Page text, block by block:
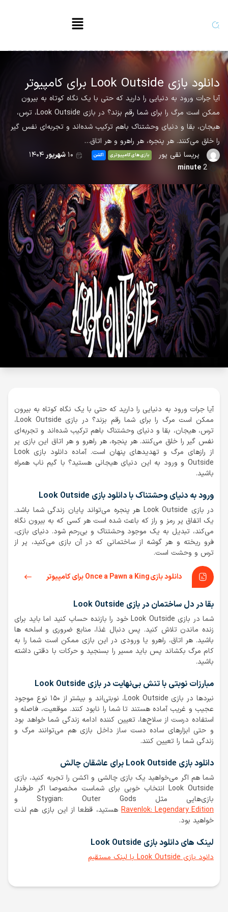
دانلود بازی Look Outside برای کامپیوتر
آیا جرات ورود به دنیایی را دارید که حتی با یک نگاه کوتاه به بیرون
ممکن است مرگ را برای شما رقم بزند؟ در بازی Look Outside، ترس،
هیجان، بقا و دنیای وحشتناک باهم ترکیب شده‌اند و تجربه‌ای نفس گیر
را خلق می‌کنند. هر پنجره، هر راهرو و هر اتاق…
پریسا نقی پور
بازی های کامپیوتری اکشن ۱۰شهریور۱۴۰۴
2
minute
آیا جرات ورود به دنیایی را دارید که حتی با یک نگاه کوتاه به بیرون
ممکن است مرگ را برای شما رقم بزند؟ در بازی Look Outside،
ترس، هیجان، بقا و دنیای وحشتناک باهم ترکیب شده‌اند و تجربه‌ای
نفس گیر را خلق می‌کنند. هر پنجره، هر راهرو و هر اتاق این بازی پر
از رازهای مرگ و تهدیدهای پنهان است. آماده دانلود بازی Look
Outside و ورود به این دنیای هیجانی هستید؟ با گیم ناب همراه
باشید.
ورود به دنیای وحشتناک با دانلود بازی Look Outside
در بازی Look Outside هر پنجره می‌تواند پایان زندگی شما باشد.
یک اتفاق پر رمز و راز که باعث شده است هر کسی که به بیرون نگاه
می‌کند، تبدیل به یک موجود وحشتناک و بی‌رحم شود. دنیای بازی،
فرو ریخته و هر گوشه از ساختمانی که در آن بازی می‌کنید، پر از
ترس و وحشت است.
دانلود بازی Once a Pawn a King برای کامپیوتر
بقا در دل ساختمان در بازی Look Outside
شما در بازی Look Outside خود را بازنده حساب کنید اما باید برای
زنده ماندن تلاش کنید. پس دنبال غذا، منابع ضروری و اسلحه ها
باشید. هر اتاق، راهرو یا ورودی در این بازی ممکن است شما را به
کام مرگ بکشاند پس باید مسیر را بسنجید و حرکات با دقتی داشته
باشید.
مبارزات نوبتی با تنش بی‌نهایت در بازی Look Outside
نبردها در بازی Look Outside، نوبتی‌اند و بیشتر از ۱۵۰ نوع موجود
عجیب و غریب آماده هستند تا شما را نابود کنند. موقعیت، فاصله و
استفاده درست از سلاح‌ها، تعیین کننده ادامه زندگی شما خواهد بود
و حتی ابزارهای ساده دست ساز داخل بازی هم می‌توانند مرگ و
زندگی شما را تعیین کنند.
دانلود بازی Look Outside برای عاشقان چالش
شما هم اگر می‌خواهید یک بازی چالشی و اکشن را تجربه کنید، بازی
Look Outside انتخاب خوبی برای شماست مخصوصا اگر طرفدار
بازی‌هایی مثل Stygian: Outer Gods و
Ravenlok: Legendary Edition هستید، قطعا از این بازی هم لذت
خواهید بود.
لینک های دانلود بازی Look Outside
دانود بازی Look Outside با لینک مستقیم